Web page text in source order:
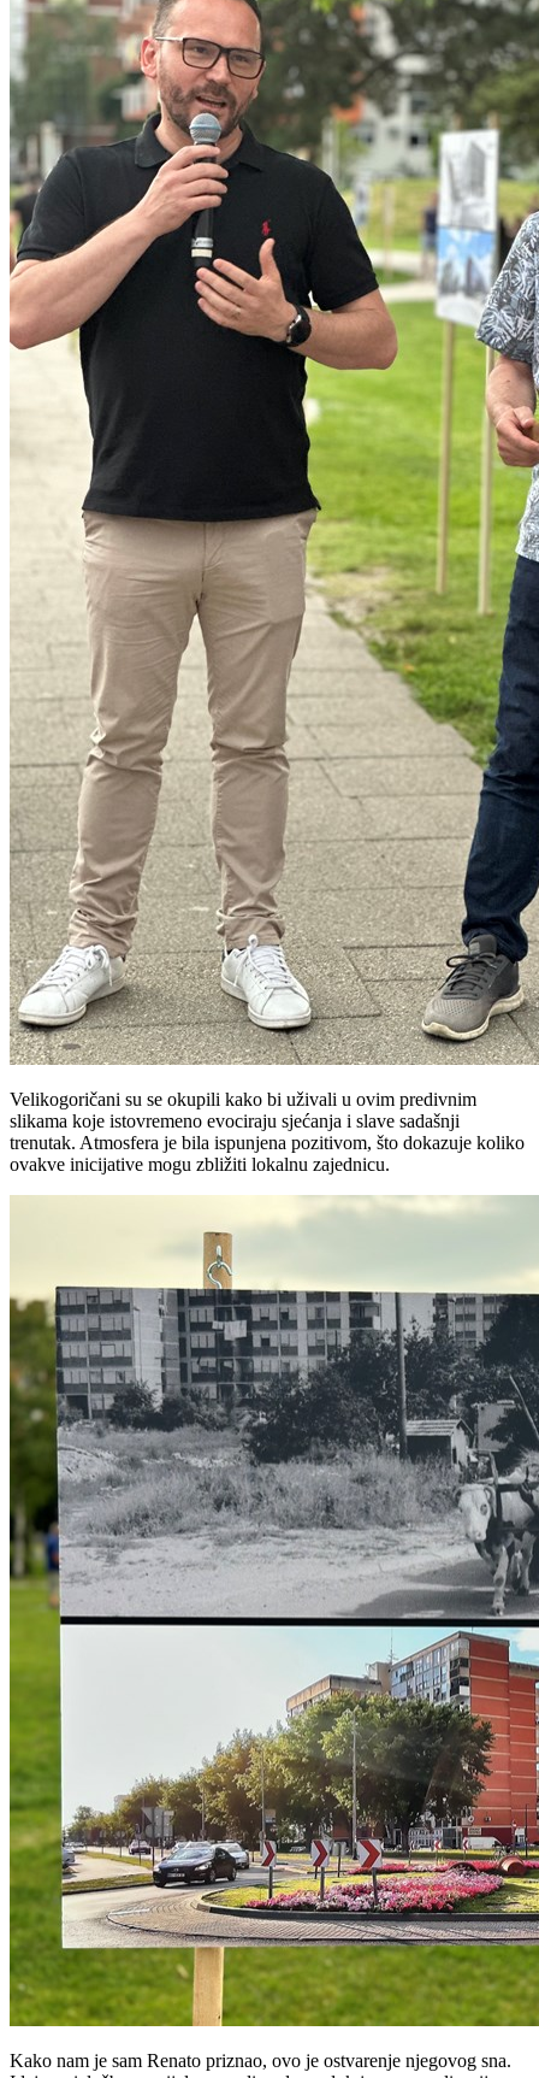
Velikogoričani su se okupili kako bi uživali u ovim predivnim
slikama koje istovremeno evociraju sjećanja i slave sadašnji
trenutak. Atmosfera je bila ispunjena pozitivom, što dokazuje koliko
ovakve inicijative mogu zbližiti lokalnu zajednicu.
Kako nam je sam Renato priznao, ovo je ostvarenje njegovog sna.